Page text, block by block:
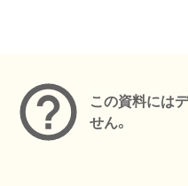
この資料には
せん。